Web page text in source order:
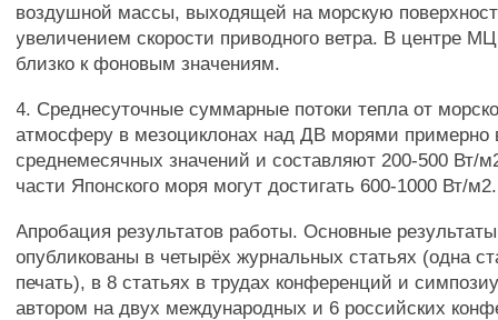
воздушной массы, выходящей на морскую
увеличением скорости приводного ветра. В центре
близко к фоновым значениям.
4. Среднесуточные суммарные потоки тепла от
атмосферу в мезоциклонах над ДВ морями примерно
среднемесячных значений и составляют 200-500 Вт/
части Японского моря могут достигать 600-1000 Вт/м2.
Апробация результатов работы. Основные
опубликованы в четырёх журнальных статьях (одна
печать), в 8 статьях в трудах конференций и
автором на двух международных и 6 российских